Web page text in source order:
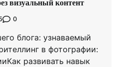
визуальный контент
0
блога: узнаваемый
в фотографии:
развивать навык